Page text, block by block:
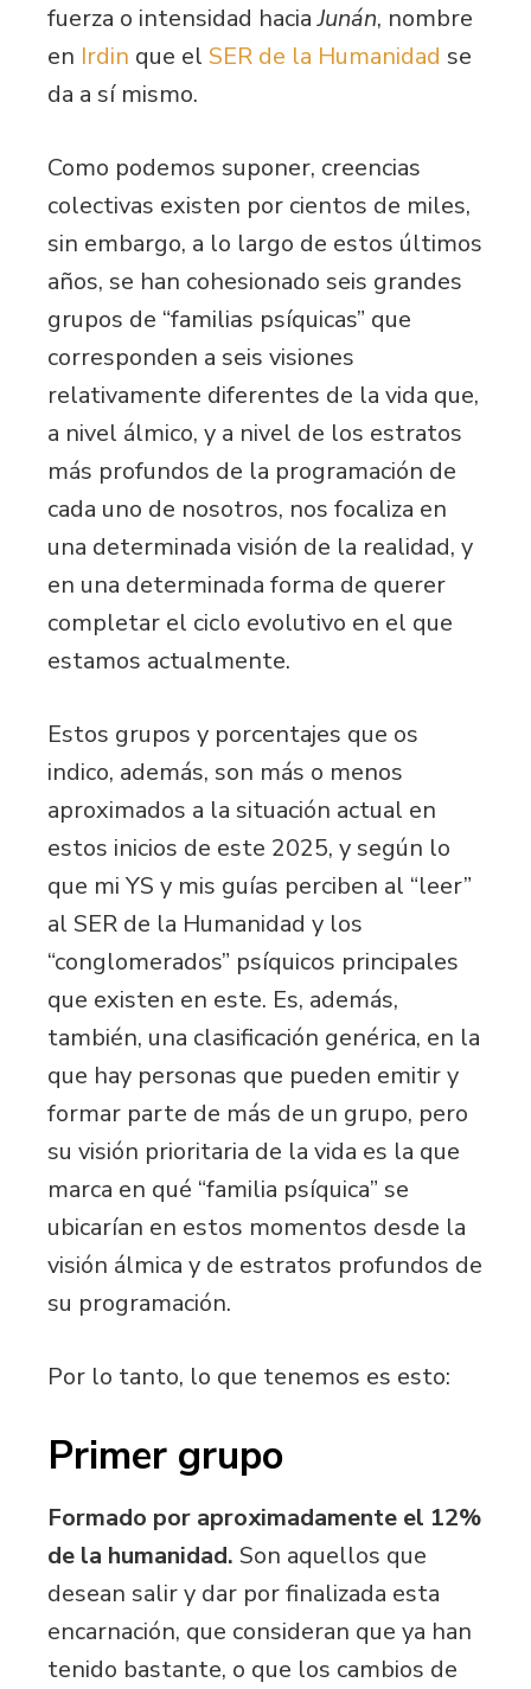
fuerza o intensidad haciaJunán, nombre
en Irdin que el SER de la Humanidad se
da a sí mismo.
Como podemos suponer, creencias
colectivas existen por cientos de miles,
sin embargo, a lo largo de estos últimos
años, se han cohesionado seis grandes
grupos de “familias psíquicas” que
corresponden a seis visiones
relativamente diferentes de la vida que,
a nivel álmico, y a nivel de los estratos
más profundos de la programación de
cada uno de nosotros, nos focaliza en
una determinada visión de la realidad, y
en una determinada forma de querer
completar el ciclo evolutivo en el que
estamos actualmente.
Estos grupos y porcentajes que os
indico, además, son más o menos
aproximados a la situación actual en
estos inicios de este 2025, y según lo
que mi YS y mis guías perciben al “leer”
al SER de la Humanidad y los
“conglomerados” psíquicos principales
que existen en este. Es, además,
también, una clasificación genérica, en la
que hay personas que pueden emitir y
formar parte de más de un grupo, pero
su visión prioritaria de la vida es la que
marca en qué “familia psíquica” se
ubicarían en estos momentos desde la
visión álmica y de estratos profundos de
su programación.
Por lo tanto, lo que tenemos es esto:
Primer grupo
Formado por aproximadamente el 12%
de la humanidad. Son aquellos que
desean salir y dar por finalizada esta
encarnación, que consideran que ya han
tenido bastante, o que los cambios de